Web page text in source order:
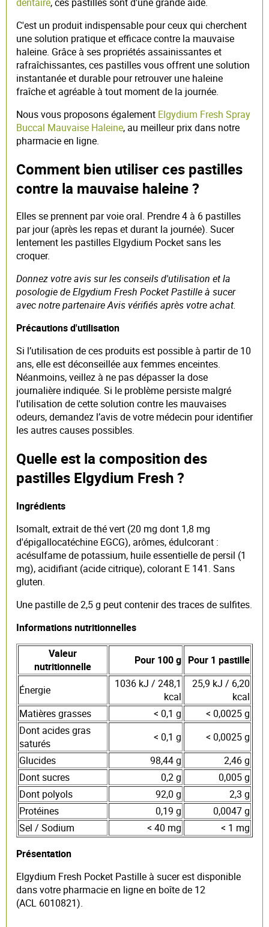
C'est un produit indispensable pour ceux qui cherchent
une solution pratique et efficace contre la mauvaise
haleine. Grâce à ses propriétés assainissantes et
rafraîchissantes, ces pastilles vous offrent une solution
instantanée et durable pour retrouver une haleine
fraîche et agréable à tout moment de la journée.
Nous vous proposons également Elgydium Fresh Spray
Buccal Mauvaise Haleine, au meilleur prix dans notre
pharmacie en ligne.
Comment bien utiliser ces pastilles
contre la mauvaise haleine ?
Elles se prennent par voie oral. Prendre 4 à 6 pastilles
par jour (après les repas et durant la journée). Sucer
lentement les pastilles Elgydium Pocket sans les
croquer.
Donnez votre avis sur les conseils d'utilisation et la
posologie de Elgydium Fresh Pocket Pastille à sucer
avec notre partenaire Avis vérifiés après votre achat.
Précautions d'utilisation
Si l’utilisation de ces produits est possible à partir de 10
ans, elle est déconseillée aux femmes enceintes.
Néanmoins, veillez à ne pas dépasser la dose
journalière indiquée. Si le problème persiste malgré
l'utilisation de cette solution contre les mauvaises
odeurs, demandez l’avis de votre médecin pour identifier
les autres causes possibles.
Quelle est la composition des
pastilles Elgydium Fresh ?
Ingrédients
Isomalt, extrait de thé vert (20 mg dont 1,8 mg
d'épigallocatéchine EGCG), arômes, édulcorant :
acésulfame de potassium, huile essentielle de persil (1
mg), acidifiant (acide citrique), colorant E 141. Sans
gluten.
Une pastille de 2,5 g peut contenir des traces de sulfites.
Informations nutritionnelles
Valeur
nutritionnelle
Pour 100 g Pour 1 pastille
Énergie
1036 kJ / 248,1
kcal
25,9 kJ / 6,20
kcal
Matières grasses
< 0,1 g
< 0,0025 g
Dont acides gras
saturés
< 0,1 g
< 0,0025 g
Glucides
98,44 g
2,46 g
Dont sucres
0,2 g
0,005 g
Dont polyols
92,0 g
2,3 g
Protéines
0,19 g
0,0047 g
Sel / Sodium
< 40 mg
< 1 mg
Présentation
Elgydium Fresh Pocket Pastille à sucer est disponible
dans votre pharmacie en ligne en boîte de 12
(ACL 6010821).